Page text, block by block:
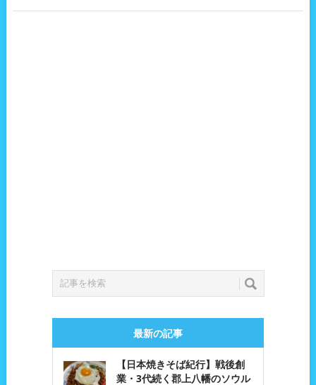
最新の記事
【日本焼きそば紀行】戦後創
業・3代続く郡上八幡のソウル